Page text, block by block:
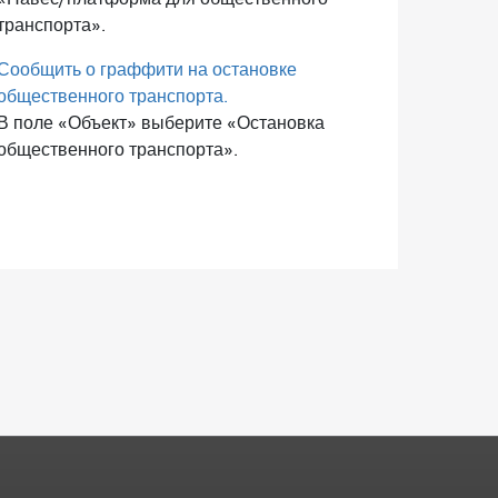
о граффити на остановке
транспорта.
В поле «Объект» выберите «Остановка
транспорта».